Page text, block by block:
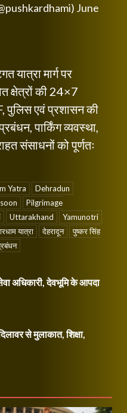
June
यात्रा मार्ग पर
क्षेत्रों की 24×7
पुलिस एवं प्रशासन की
पार्किंग व्यवस्था,
संसाधनों को पूर्णतः
Yatra
Dehradun
Pilgrimage
Uttarakhand
Yamunotri
यात्रा देहरादून
पुष्कर सिंह
अधिकारी, देवभूमि के आपदा
से मुलाकात, शिक्षा,